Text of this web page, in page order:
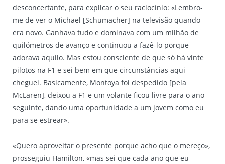
desconcertante, para explicar o seu raciocínio: «Lembro-
me de ver o Michael [Schumacher] na televisão quando
era novo. Ganhava tudo e dominava com um milhão de
quilómetros de avanço e continuou a fazê-lo porque
adorava aquilo. Mas estou consciente de que só há vinte
pilotos na F1 e sei bem em que circunstâncias aqui
cheguei. Basicamente, Montoya foi despedido [pela
McLaren], deixou a F1 e um volante ficou livre para o ano
seguinte, dando uma oportunidade a um jovem como eu
para se estrear».
«Quero aproveitar o presente porque acho que o mereço»,
prosseguiu Hamilton, «mas sei que cada ano que eu